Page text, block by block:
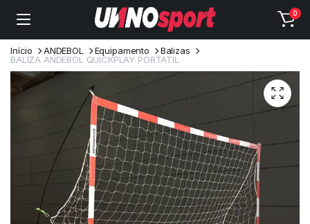
0
Início ANDEBOL Equipamento
Balizas
BALIZA ANDEBOL QUICKPLAY PORTATIL